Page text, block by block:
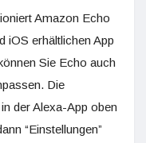
Amazon Echo
iOS erhältlichen App
Sie Echo auch
Die
der Alexa-App oben
“Einstellungen”